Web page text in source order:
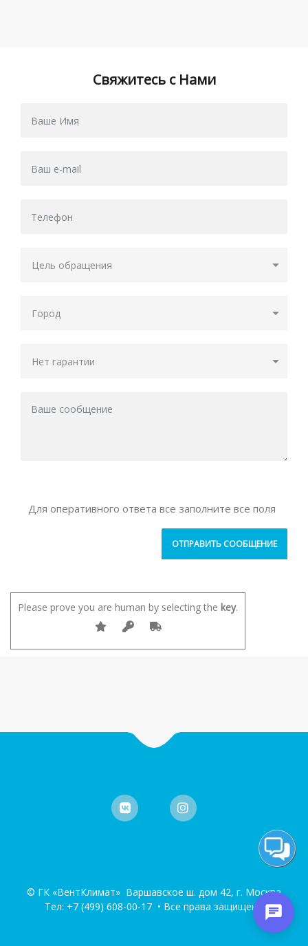
Свяжитесь с Нами
Для оперативного ответа все заполните все поля
Please prove you are human by selecting the key.
© ГК «ВентКлимат» Варшавское ш. дом 42, г. Москва
Тел: +7 (499) 608-00-17• Все права защищены